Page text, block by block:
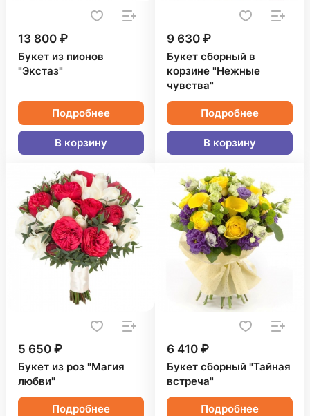
13 800 ₽
Букет из пионов
"Экстаз"
Подробнее
В корзину
9 630 ₽
Букет сборный в
корзине "Нежные
чувства"
Подробнее
В корзину
5 650 ₽
Букет из роз "Магия
любви"
Подробнее
6 410 ₽
Букет сборный "Тайная
встреча"
Подробнее